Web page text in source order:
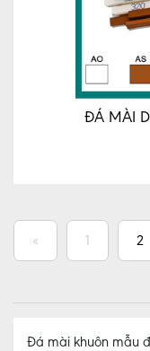
ĐÁ MÀI
« 1 2
Đá mài khuôn mẫu